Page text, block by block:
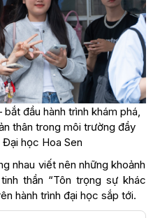
đầu hành trình khám phá,
thân trong môi trường đầy
học Hoa Sen
nhau viết nên những khoảnh
thần “Tôn trọng sự khác
hành trình đại học sắp tới.